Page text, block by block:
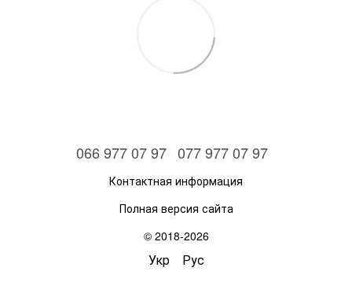
066 977 07 97 077 977 07 97
Контактная информация
Полная версия сайта
© 2018-2026
Укр Рус